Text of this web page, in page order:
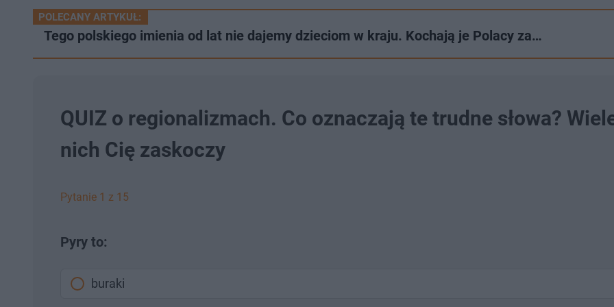
POLECANY ARTYKUŁ:
Tego polskiego imienia od lat nie dajemy dzieciom w kraju. Kochają je Polacy za…
QUIZ o regionalizmach. Co oznaczają te trudne słowa?
nich Cię zaskoczy
Pytanie 1 z 15
Pyry to:
buraki